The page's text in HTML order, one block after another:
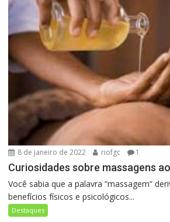
8 de janeiro de 2022 riofgc 1
Curiosidades sobre massagens
Você sabia que a palavra “massagem”
benefícios físicos e psicológicos...
Destaques